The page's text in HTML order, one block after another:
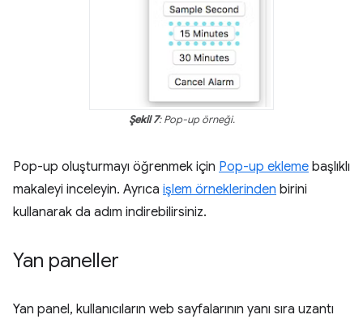
Şekil 7: Pop-up örneği.
Pop-up oluşturmayı öğrenmek için Pop-up ekleme başlıklı
makaleyi inceleyin. Ayrıca işlem örneklerinden birini
kullanarak da adım indirebilirsiniz.
Yan paneller
Yan panel, kullanıcıların web sayfalarının yanı sıra uzantı